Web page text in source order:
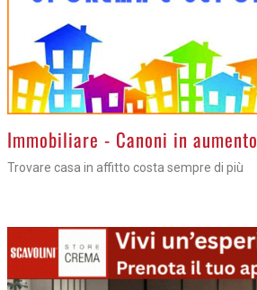
>Immobiliare - Canoni in aumento
Trovare casa in affitto costa sempre di più